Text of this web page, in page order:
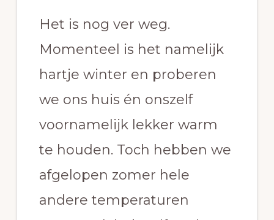
Het is nog ver weg.
Momenteel is het namelijk
hartje winter en proberen
we ons huis én onszelf
voornamelijk lekker warm
te houden. Toch hebben we
afgelopen zomer hele
andere temperaturen